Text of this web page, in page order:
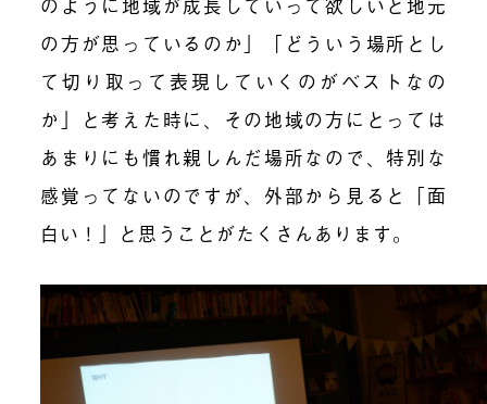
の方が思っているのか」「どういう場所とし
て切り取って表現していくのがベストなの
か」と考えた時に、その地域の方にとっては
あまりにも慣れ親しんだ場所なので、特別な
感覚ってないのですが、外部から見ると「面
白い！」と思うことがたくさんあります。